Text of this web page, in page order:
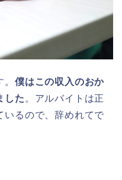
僕はこの収入のおか
した 。アルバイトは正
いるので、辞めれてで